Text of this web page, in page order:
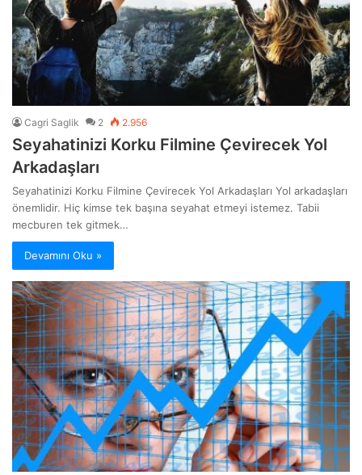
Cagri Saglik 2 2.956
Seyahatinizi Korku Filmine Çevirecek Yol
Arkadaşları
Seyahatinizi Korku Filmine Çevirecek Yol Arkadaşları Yol arkadaşları
önemlidir. Hiç kimse tek başına seyahat etmeyi istemez. Tabii
mecburen tek gitmek…
Devamını Oku »